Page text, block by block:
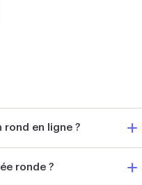
rond en ligne ?
ronde ?